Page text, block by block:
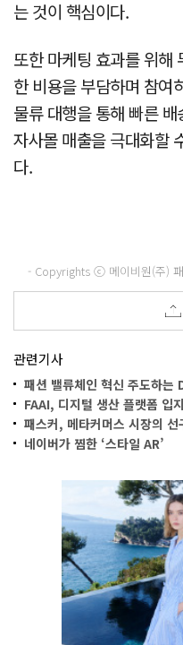
는 것이 핵심이다.
또한 마케팅 효과를 위해
한 비용을 부담하며 참여
물류 대행을 통해 빠른
자사몰 매출을 극대화할
다.
- Copyrights ⓒ 메이비원(주)
관련기사
패션 밸류체인 혁신 주도하
FAAI, 디지털 생산 플랫폼 입
패스커, 메타커머스 시장의 선
네이버가 찜한 ‘스타일 AR’